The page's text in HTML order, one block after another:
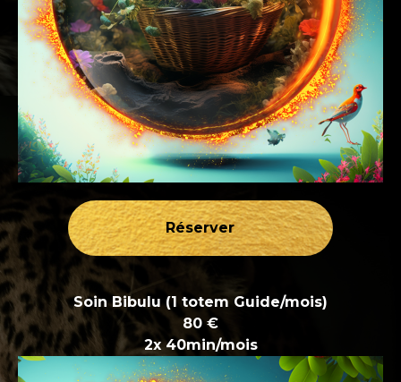
Réserver
Soin Bibulu (1 totem Guide/mois)
80 €
2x 40min/mois